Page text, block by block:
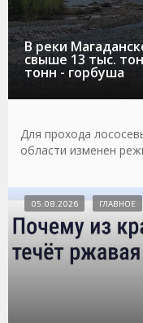
В реки
свыше 13 тыс.
тонн - горбуша
Для прохода
области изменен
05.08.2026 ГЛАВНОЕ